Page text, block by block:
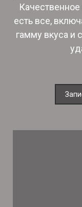
есть все,
гамму вкуса и